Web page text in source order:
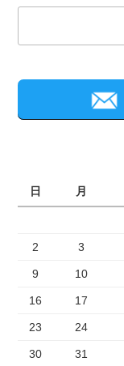
日
月
2 3
9 10
16 17
23 24
30 31